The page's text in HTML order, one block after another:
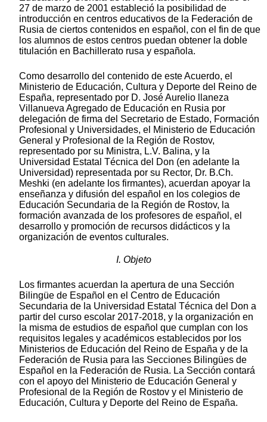
27 de marzo de 2001 estableció la posibilidad de
introducción en centros educativos de la Federación de
Rusia de ciertos contenidos en español, con el fin de que
los alumnos de estos centros puedan obtener la doble
titulación en Bachillerato rusa y española.
Como desarrollo del contenido de este Acuerdo, el
Ministerio de Educación, Cultura y Deporte del Reino de
España, representado por D. José Aurelio llaneza
Villanueva Agregado de Educación en Rusia por
delegación de firma del Secretario de Estado, Formación
Profesional y Universidades, el Ministerio de Educación
General y Profesional de la Región de Rostov,
representado por su Ministra, L.V. Balina, y la
Universidad Estatal Técnica del Don (en adelante la
Universidad) representada por su Rector, Dr. B.Ch.
Meshki (en adelante los firmantes), acuerdan apoyar la
enseñanza y difusión del español en los colegios de
Educación Secundaria de la Región de Rostov, la
formación avanzada de los profesores de español, el
desarrollo y promoción de recursos didácticos y la
organización de eventos culturales.
I. Objeto
Los firmantes acuerdan la apertura de una Sección
Bilingüe de Español en el Centro de Educación
Secundaria de la Universidad Estatal Técnica del Don a
partir del curso escolar 2017-2018, y la organización en
la misma de estudios de español que cumplan con los
requisitos legales y académicos establecidos por los
Ministerios de Educación del Reino de España y de la
Federación de Rusia para las Secciones Bilingües de
Español en la Federación de Rusia. La Sección contará
con el apoyo del Ministerio de Educación General y
Profesional de la Región de Rostov y el Ministerio de
Educación, Cultura y Deporte del Reino de España.